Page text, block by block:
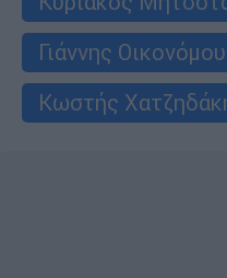
Γιάννης Οικονόμου
Κωστής